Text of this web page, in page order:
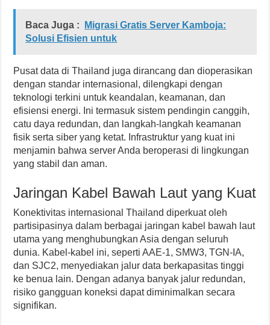
Baca Juga :
Migrasi Gratis Server Kamboja:
Solusi Efisien untuk
Pusat data di Thailand juga dirancang dan dioperasikan
dengan standar internasional, dilengkapi dengan
teknologi terkini untuk keandalan, keamanan, dan
efisiensi energi. Ini termasuk sistem pendingin canggih,
catu daya redundan, dan langkah-langkah keamanan
fisik serta siber yang ketat. Infrastruktur yang kuat ini
menjamin bahwa server Anda beroperasi di lingkungan
yang stabil dan aman.
Jaringan Kabel Bawah Laut yang Kuat
Konektivitas internasional Thailand diperkuat oleh
partisipasinya dalam berbagai jaringan kabel bawah laut
utama yang menghubungkan Asia dengan seluruh
dunia. Kabel-kabel ini, seperti AAE-1, SMW3, TGN-IA,
dan SJC2, menyediakan jalur data berkapasitas tinggi
ke benua lain. Dengan adanya banyak jalur redundan,
risiko gangguan koneksi dapat diminimalkan secara
signifikan.